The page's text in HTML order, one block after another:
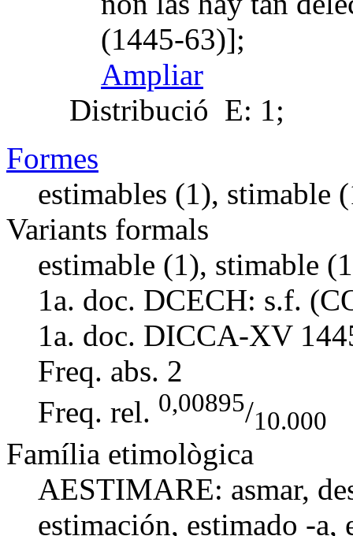
(1445-63)];
Ampliar
Distribució E: 1;
Formes
estimables (1), stimable
Variants formals
estimable (1), stimable
1a. doc. DCECH: s.f.
1a. doc. DICCA-XV
Freq. abs. 2
Freq. rel. 0,00895/10.000
Família etimològica
AESTIMARE: asmar,
estimación, estimado -a,